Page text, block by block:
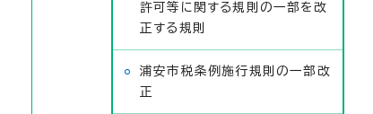
許可等に関する規則の一部を改
正する規則
浦安市税条例施行規則の一部改
正